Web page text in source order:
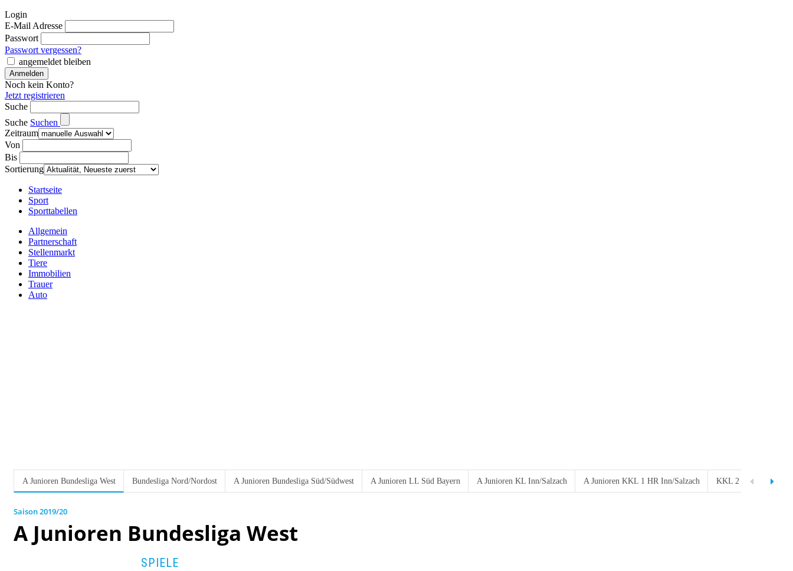
Login
E-Mail Adresse
Passwort
Passwort vergessen?
angemeldet bleiben
Noch kein Konto?
Jetzt registrieren
Suche
Suche Suchen
Zeitraum
Von
Bis
Sortierung
Startseite
Sport
Sporttabellen
Allgemein
Partnerschaft
Stellenmarkt
Tiere
Immobilien
Trauer
Auto
A Junioren Bundesliga West Bundesliga Nord/Nordost A Junioren Bundesliga Süd/Südwest A Junioren LL Süd Bayern A Junioren KL Inn/Salzach A Junioren KKL 1 HR Inn/Salzach KKL 2 Inn/Salzach
2019/20
A Junioren Bundesliga West
SPIELE